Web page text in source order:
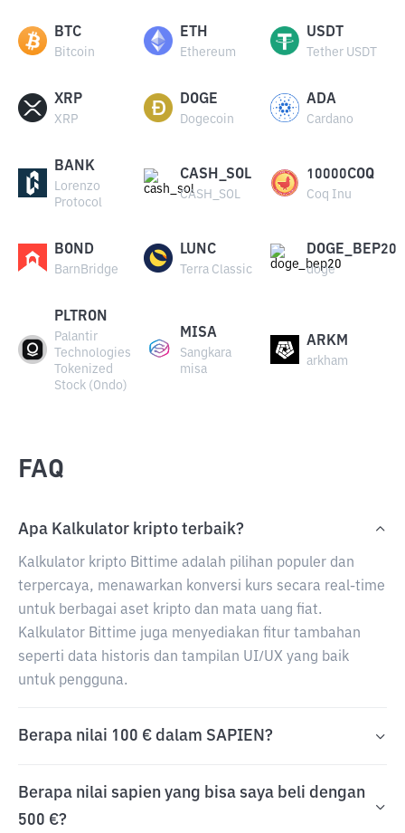
BTC
Bitcoin
ETH
Ethereum
USDT
Tether USDT
XRP
XRP
DOGE
Dogecoin
ADA
Cardano
BANK
Lorenzo
Protocol
CASH_SOL
CASH_SOL
10000COQ
Coq Inu
BOND
BarnBridge
LUNC
Terra Classic
DOGE_BEP20
doge
PLTRON
Palantir
Technologies
Tokenized
Stock (Ondo)
MISA
Sangkara
misa
ARKM
arkham
FAQ
Apa Kalkulator kripto terbaik?
Kalkulator kripto Bittime adalah pilihan populer dan
terpercaya, menawarkan konversi kurs secara real-time
untuk berbagai aset kripto dan mata uang fiat.
Kalkulator Bittime juga menyediakan fitur tambahan
seperti data historis dan tampilan UI/UX yang baik
untuk pengguna.
Berapa nilai 100 € dalam SAPIEN?
Berapa nilai sapien yang bisa saya beli dengan
500 €?